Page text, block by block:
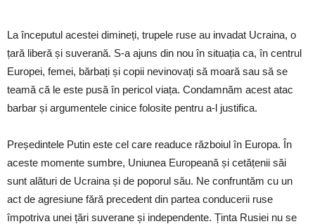
La începutul acestei dimineți, trupele ruse au invadat Ucraina, o
țară liberă și suverană. S-a ajuns din nou în situația ca, în centrul
Europei, femei, bărbați și copii nevinovați să moară sau să se
teamă că le este pusă în pericol viața. Condamnăm acest atac
barbar și argumentele cinice folosite pentru a-l justifica.
Președintele Putin este cel care readuce războiul în Europa. În
aceste momente sumbre, Uniunea Europeană și cetățenii săi
sunt alături de Ucraina și de poporul său. Ne confruntăm cu un
act de agresiune fără precedent din partea conducerii ruse
împotriva unei țări suverane și independente. Ținta Rusiei nu se